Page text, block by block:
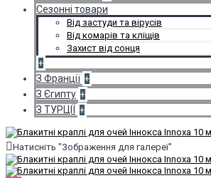
Сезонні товари
Від застуди та вірусів
Від комарів та кліщів
Захист від сонця
+
З Франції +
З Єгипту +
З ТУРЦІЇ +
Натисніть "Зображення для галереї"